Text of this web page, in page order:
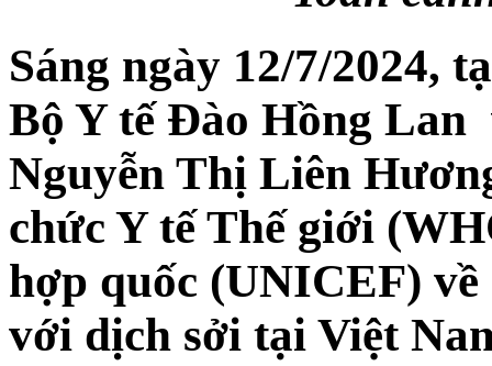
Sáng ngày 12/7/2024,
Bộ Y tế Đào Hồng
Nguyễn Thị Liên
chức Y tế Thế giới
hợp quốc (UNICEF)
với dịch sởi tại Việt